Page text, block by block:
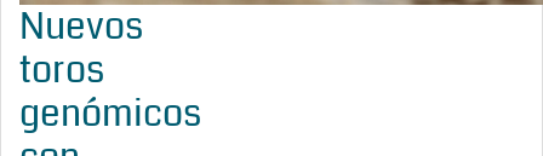
Nuevos
toros
genómicos